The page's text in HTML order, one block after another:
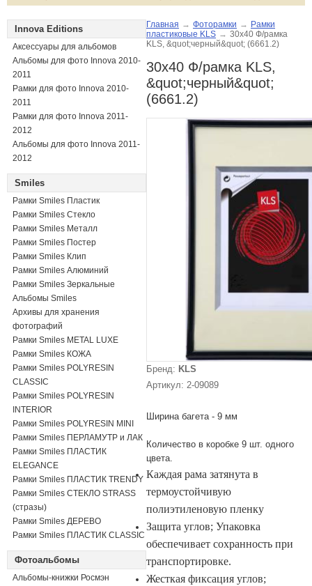
Innova Editions
Аксессуары для альбомов
Альбомы для фото Innova 2010-
2011
Рамки для фото Innova 2010-
2011
Рамки для фото Innova 2011-
2012
Альбомы для фото Innova 2011-
2012
Smiles
Рамки Smiles Пластик
Рамки Smiles Стекло
Рамки Smiles Металл
Рамки Smiles Постер
Рамки Smiles Клип
Рамки Smiles Алюминий
Рамки Smiles Зеркальные
Альбомы Smiles
Архивы для хранения
фотографий
Рамки Smiles METAL LUXE
Рамки Smiles КОЖА
Рамки Smiles POLYRESIN
CLASSIC
Рамки Smiles POLYRESIN
INTERIOR
Рамки Smiles POLYRESIN MINI
Рамки Smiles ПЕРЛАМУТР и ЛАК
Рамки Smiles ПЛАСТИК
ELEGANCE
Рамки Smiles ПЛАСТИК TRENDY
Рамки Smiles СТЕКЛО STRASS
(стразы)
Рамки Smiles ДЕРЕВО
Рамки Smiles ПЛАСТИК CLASSIC
Фотоальбомы
Альбомы-книжки Росмэн
Главная → Фоторамки → Рамки
пластиковые KLS → 30x40 Ф/рамка
KLS, &quot;черный&quot; (6661.2)
30x40 Ф/рамка KLS,
&quot;черный&quot;
(6661.2)
Бренд: KLS
Артикул: 2-09089
Ширина багета - 9 мм
Количество в коробке 9 шт. одного
цвета.
Каждая рама затянута в
термоустойчивую
полиэтиленовую пленку
Защита углов; Упаковка
обеспечивает сохранность при
транспортировке.
Жесткая фиксация углов;